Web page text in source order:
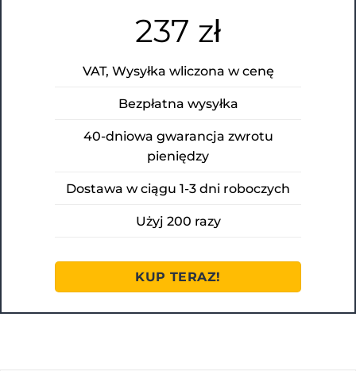
237 zł
VAT, Wysyłka wliczona w cenę
Bezpłatna wysyłka
40-dniowa gwarancja zwrotu
pieniędzy
Dostawa w ciągu 1-3 dni roboczych
Użyj 200 razy
KUP TERAZ!